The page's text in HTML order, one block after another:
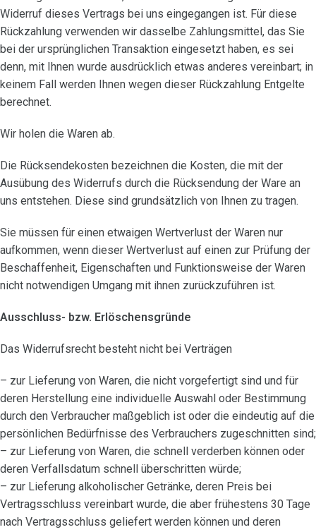
Widerruf dieses Vertrags bei uns eingegangen ist. Für diese
Rückzahlung verwenden wir dasselbe Zahlungsmittel, das Sie
bei der ursprünglichen Transaktion eingesetzt haben, es sei
denn, mit Ihnen wurde ausdrücklich etwas anderes vereinbart; in
keinem Fall werden Ihnen wegen dieser Rückzahlung Entgelte
berechnet.
Wir holen die Waren ab.
Die Rücksendekosten bezeichnen die Kosten, die mit der
Ausübung des Widerrufs durch die Rücksendung der Ware an
uns entstehen. Diese sind grundsätzlich von Ihnen zu tragen.
Sie müssen für einen etwaigen Wertverlust der Waren nur
aufkommen, wenn dieser Wertverlust auf einen zur Prüfung der
Beschaffenheit, Eigenschaften und Funktionsweise der Waren
nicht notwendigen Umgang mit ihnen zurückzuführen ist.
Ausschluss- bzw. Erlöschensgründe
Das Widerrufsrecht besteht nicht bei Verträgen
– zur Lieferung von Waren, die nicht vorgefertigt sind und für
deren Herstellung eine individuelle Auswahl oder Bestimmung
durch den Verbraucher maßgeblich ist oder die eindeutig auf die
persönlichen Bedürfnisse des Verbrauchers zugeschnitten sind;
– zur Lieferung von Waren, die schnell verderben können oder
deren Verfallsdatum schnell überschritten würde;
– zur Lieferung alkoholischer Getränke, deren Preis bei
Vertragsschluss vereinbart wurde, die aber frühestens 30 Tage
nach Vertragsschluss geliefert werden können und deren